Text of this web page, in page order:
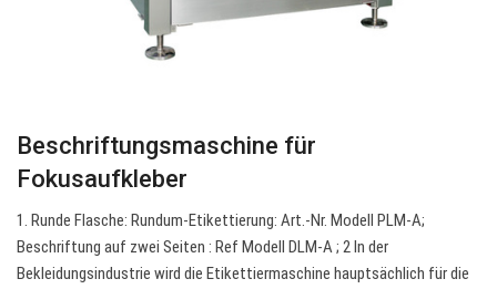
Beschriftungsmaschine für
Fokusaufkleber
1. Runde Flasche: Rundum-Etikettierung: Art.-Nr. Modell PLM-A;
Beschriftung auf zwei Seiten : Ref Modell DLM-A ; 2 In der
Bekleidungsindustrie wird die Etikettiermaschine hauptsächlich für die